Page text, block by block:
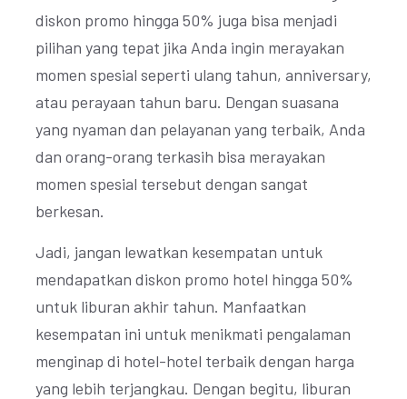
diskon promo hingga 50% juga bisa menjadi
pilihan yang tepat jika Anda ingin merayakan
momen spesial seperti ulang tahun, anniversary,
atau perayaan tahun baru. Dengan suasana
yang nyaman dan pelayanan yang terbaik, Anda
dan orang-orang terkasih bisa merayakan
momen spesial tersebut dengan sangat
berkesan.
Jadi, jangan lewatkan kesempatan untuk
mendapatkan diskon promo hotel hingga 50%
untuk liburan akhir tahun. Manfaatkan
kesempatan ini untuk menikmati pengalaman
menginap di hotel-hotel terbaik dengan harga
yang lebih terjangkau. Dengan begitu, liburan